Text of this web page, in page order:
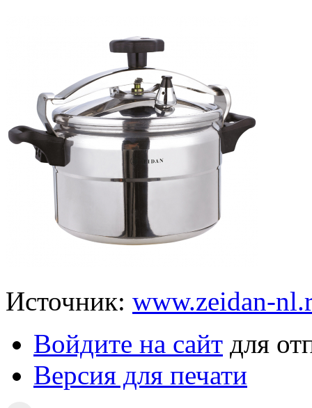
Источник: www.zeidan-
Войдите на сайт для
Версия для печати